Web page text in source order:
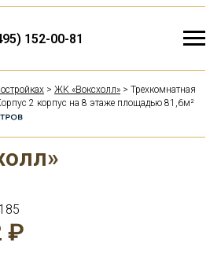
152-00-81
> ЖК «Воксхолл» > Трехкомнатная
2 корпус на 8 этаже площадью 81,6м²
₽